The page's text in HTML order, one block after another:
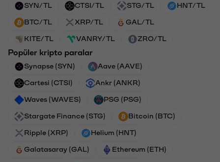
SYN/TL CTSI/TL STG/TL HNT/TL
BTC/TL XRP/TL GAL/TL
KITE/TL VANRY/TL ZRO/TL
Popüler kripto paralar
Synapse (SYN) Aave (AAVE)
Cartesi (CTSI) Ankr (ANKR)
Waves (WAVES) PSG (PSG)
Stargate Finance (STG) Bitcoin (BTC)
Ripple (XRP) Helium (HNT)
Galatasaray (GAL) Ethereum (ETH)